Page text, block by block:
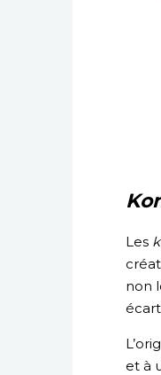
Les
non
et à